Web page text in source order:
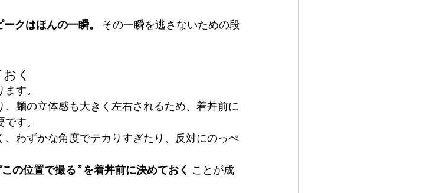
クはほんの一瞬。
その一瞬を逃さないための段
く
す。
麺の立体感も大きく左右されるため、着丼前に
す。
わずかな角度でテカりすぎたり、反対にのっぺ
この位置で撮る” を着丼前に決めておく ことが成